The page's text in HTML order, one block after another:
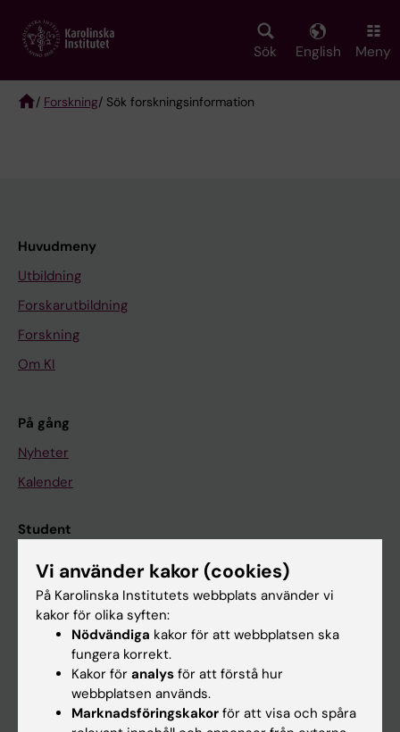
main
Sök English Meny
/ Forskning/ Sök forskningsinformation
Huvudmeny
Utbildning
Forskarutbildning
Forskning
Om KI
På gång
Nyheter
Kalender
Student
Ladok
Canvas
Schema
Studentmejlen
Kurs- och programwebbar
Student på KI
Vi använder kakor (cookies)
På Karolinska Institutets webbplats använder vi
kakor för olika syften:
Nödvändiga kakor för att webbplatsen ska
fungera korrekt.
Kakor för analys för att förstå hur
webbplatsen används.
Marknadsföringskakor för att visa och spåra